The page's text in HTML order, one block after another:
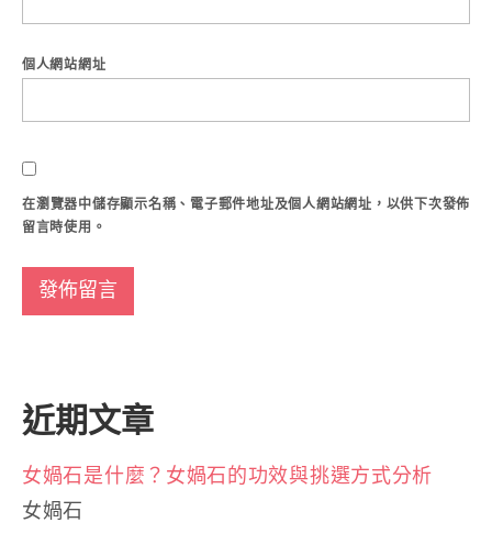
個人網站網址
在瀏覽器中儲存顯示名稱、電子郵件地址及個人網站網址，以供下次發佈
留言時使用。
近期文章
女媧石是什麼？女媧石的功效與挑選方式分析
女媧石